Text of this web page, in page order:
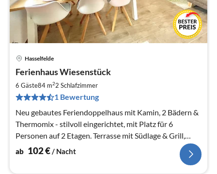
Hasselfelde
Ferienhaus Wiesenstück
6 Gäste84 m22 Schlafzimmer
1 Bewertung
Neu gebautes Feriendoppelhaus mit Kamin, 2 Bädern &
Thermomix - stilvoll eingerichtet, mit Platz für 6
Personen auf 2 Etagen. Terrasse mit Südlage & Grill,
privater Stellplatz
ab 102€/ Nacht